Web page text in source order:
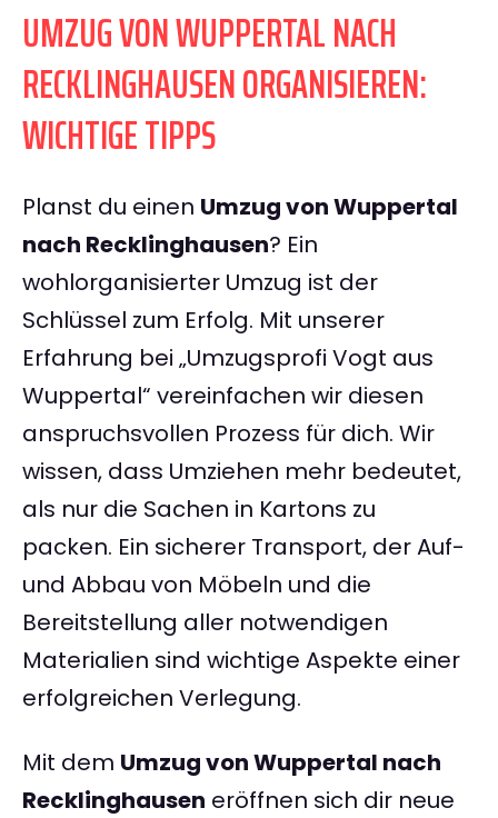
UMZUG VON WUPPERTAL NACH
RECKLINGHAUSEN ORGANISIEREN:
WICHTIGE TIPPS
Planst du einen Umzug von Wuppertal
nach Recklinghausen? Ein
wohlorganisierter Umzug ist der
Schlüssel zum Erfolg. Mit unserer
Erfahrung bei „Umzugsprofi Vogt aus
Wuppertal“ vereinfachen wir diesen
anspruchsvollen Prozess für dich. Wir
wissen, dass Umziehen mehr bedeutet,
als nur die Sachen in Kartons zu
packen. Ein sicherer Transport, der Auf-
und Abbau von Möbeln und die
Bereitstellung aller notwendigen
Materialien sind wichtige Aspekte einer
erfolgreichen Verlegung.
Mit dem Umzug von Wuppertal nach
Recklinghausen eröffnen sich dir neue